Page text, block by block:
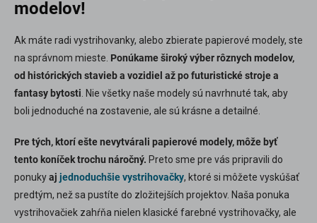
modelov!
Ak máte radi vystrihovanky, alebo zbierate papierové modely, ste
na správnom mieste. Ponúkame široký výber rôznych modelov,
od histórických stavieb a vozidiel až po futuristické stroje a
fantasy bytosti . Nie všetky naše modely sú navrhnuté tak, aby
boli jednoduché na zostavenie, ale sú krásne a detailné.
Pre tých, ktorí ešte nevytvárali papierové modely, môže byť
tento koníček trochu náročný. Preto sme pre vás pripravili do
ponukyaj jednoduchšie vystrihovačky, ktoré si môžete vyskúšať
predtým, než sa pustíte do zložitejších projektov. Naša ponuka
vystrihovačiek zahŕňa nielen klasické farebné vystrihovačky, ale